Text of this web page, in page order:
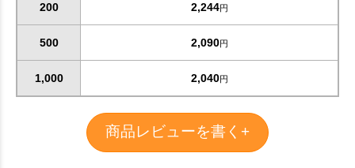
200 2,244円
500 2,090円
1,000 2,040円
商品レビューを書く+